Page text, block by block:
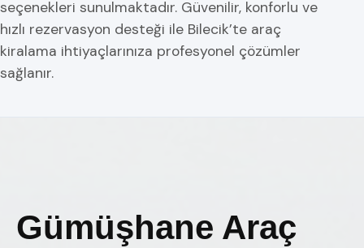
seçenekleri sunulmaktadır. Güvenilir, konforlu ve
hızlı rezervasyon desteği ile Bilecik’te araç
kiralama ihtiyaçlarınıza profesyonel çözümler
sağlanır.
Gümüşhane Araç